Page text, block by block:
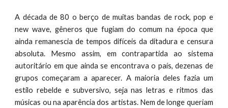
A década de 80 o berço de muitas bandas de rock, pop e
new wave, gêneros que fugiam do comum na época que
ainda remanescia de tempos difíceis da ditadura e censura
absoluta. Mesmo assim, em contrapartida ao sistema
autoritário em que ainda se encontrava o país, dezenas de
grupos começaram a aparecer. A maioria deles fazia um
estilo rebelde e subversivo, seja nas letras e ritmos das
músicas ou na aparência dos artistas. Nem de longe queriam